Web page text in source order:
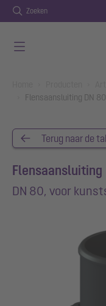
Zoeken
Flensaansluiting DN
Terug naar de
Flensaansluiting
DN 80, voor